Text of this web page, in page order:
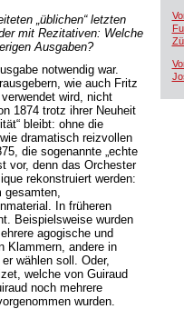
„üblichen“ letzten
mit Rezitativen: Welche
Ausgaben?
notwendig war.
wie auch Fritz
wird, nicht
1874 trotz ihrer Neuheit
bleibt: ohne die
dramatisch reizvollen
die sogenannte „echte
vor, denn das Orchester
rekonstruiert werden:
gesamten,
In früheren
Beispielsweise wurden
agogische und
Klammern, andere in
wählen soll. Oder,
welche von Guiraud
noch mehrere
wurden.